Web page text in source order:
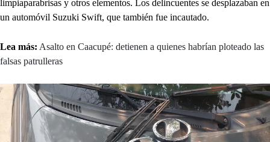
limpiaparabrisas y otros elementos. Los delincuentes se desplazaban en
un automóvil Suzuki Swift, que también fue incautado.
Lea más: Asalto en Caacupé: detienen a quienes habrían ploteado las
falsas patrulleras